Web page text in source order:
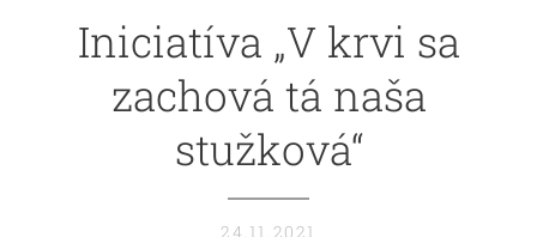
Iniciatíva „V krvi sa
zachová tá naša
stužková“
24.11.2021